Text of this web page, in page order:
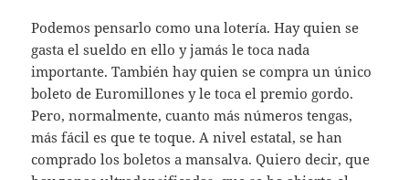
Podemos pensarlo como una lotería. Hay quien se
gasta el sueldo en ello y jamás le toca nada
importante. También hay quien se compra un único
boleto de Euromillones y le toca el premio gordo.
Pero, normalmente, cuanto más números tengas,
más fácil es que te toque. A nivel estatal, se han
comprado los boletos a mansalva. Quiero decir, que